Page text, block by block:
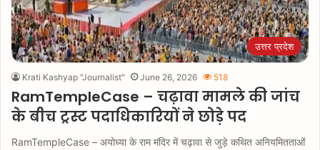
उत्तर प्रदेश
Krati Kashyap "Journalist" June 26, 2026 518
RamTempleCase – चढ़ावा मामले की जांच
के बीच ट्रस्ट पदाधिकारियों ने छोड़े पद
RamTempleCase – अयोध्या के राम मंदिर में चढ़ावा से जुड़े कथित अनियमितताओं